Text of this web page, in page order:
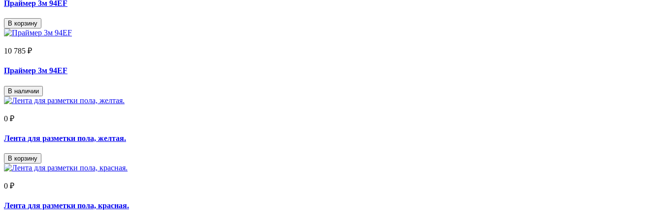
Праймер 3м 94EF
В корзину
10 785 ₽
Праймер 3м 94EF
В наличии
0 ₽
Лента для разметки пола, желтая.
В корзину
0 ₽
Лента для разметки пола, красная.